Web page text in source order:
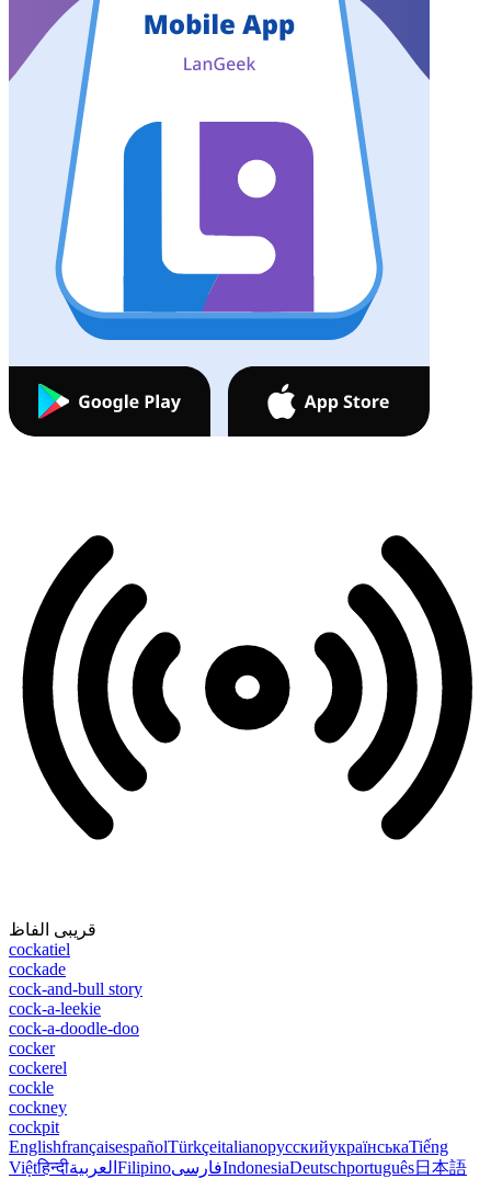
قریبی الفاظ
cockatiel
cockade
cock-and-bull story
cock-a-leekie
cock-a-doodle-doo
cocker
cockerel
cockle
cockney
cockpit
EnglishfrançaisespañolTürkçeitalianoрусскийукраїнськаTiếng
Việtहिन्दीالعربية FilipinoفارسیIndonesiaDeutschportuguês日本語